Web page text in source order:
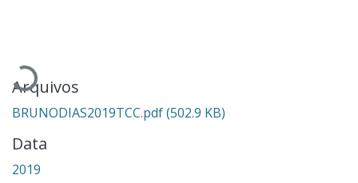
Carregando...
Arquivos
BRUNODIAS2019TCC.pdf(502.9 KB)
Data
2019